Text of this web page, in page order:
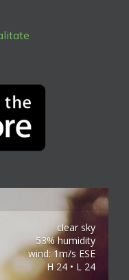
clear sky
53% humidity
wind: 1m/s ESE
H 24 • L 24